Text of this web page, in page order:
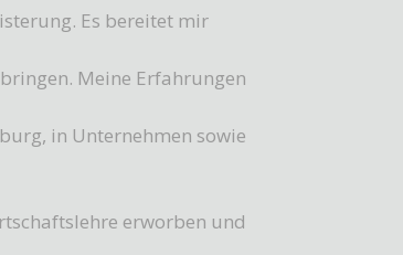
Es bereitet mir
Meine Erfahrungen
in Unternehmen sowie
erworben und